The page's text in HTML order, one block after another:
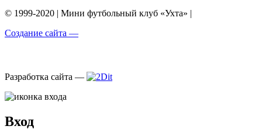
© 1999-2020 | Мини футбольный клуб «Ухта» |
Создание сайта —
Разработка сайта —
Вход